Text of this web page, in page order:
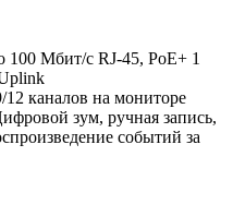
100 Мбит/с RJ-45, PoE+ 1
12 каналов на мониторе
зум, ручная запись,
событий за